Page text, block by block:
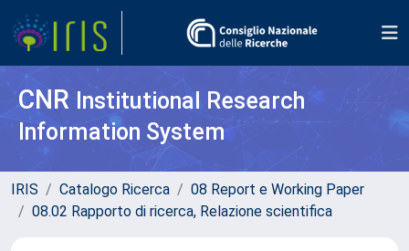
CNR Institutional Research
Information System
IRIS Catalogo Ricerca
08 Report e Working Paper
08.02 Rapporto di ricerca, Relazione scientifica